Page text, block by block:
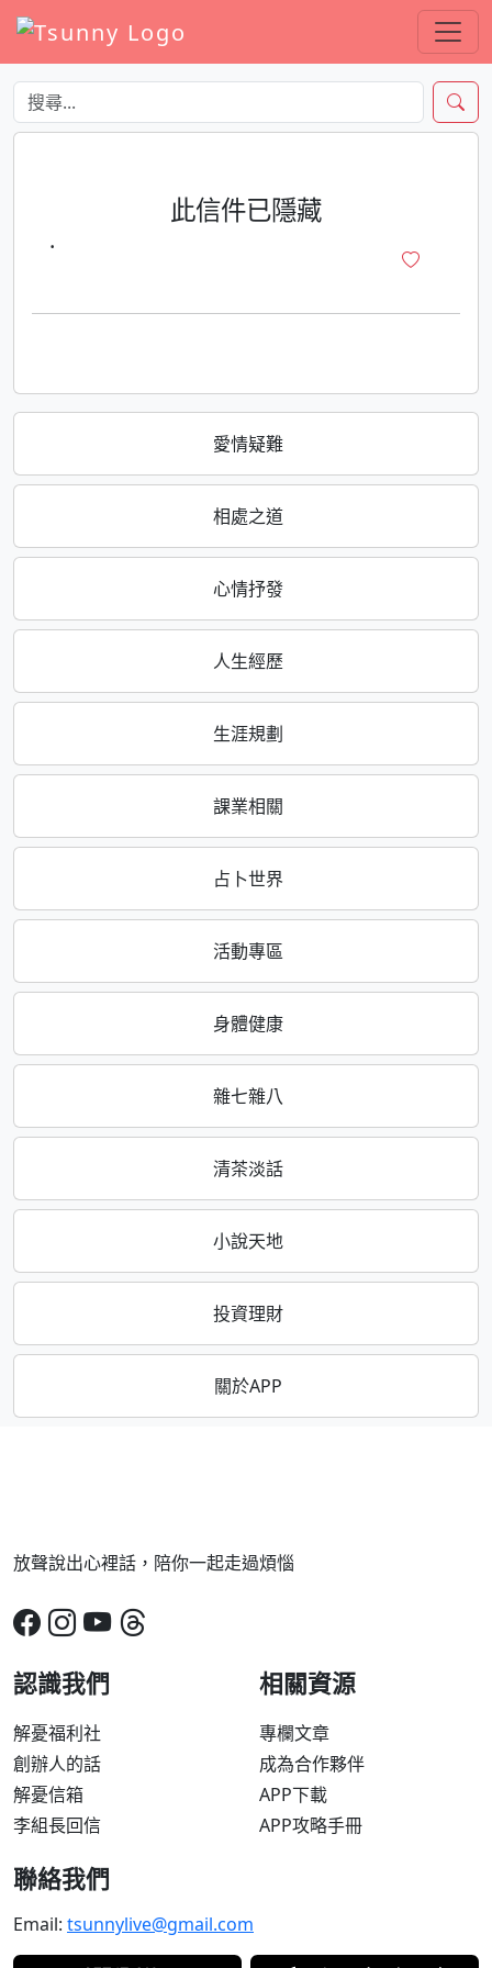
愛情疑難
相處之道
心情抒發
人生經歷
生涯規劃
課業相關
占卜世界
活動專區
身體健康
雜七雜八
清茶淡話
小說天地
投資理財
關於APP
此信件已隱藏
·
放聲說出心裡話，陪你一起走過煩惱
認識我們
解憂福利社
創辦人的話
解憂信箱
李組長回信
相關資源
專欄文章
成為合作夥伴
APP下載
APP攻略手冊
聯絡我們
Email: tsunnylive@gmail.com